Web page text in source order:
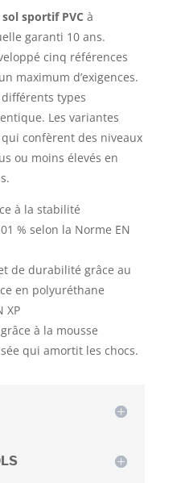
sol sportif PVC à
garanti 10 ans.
cinq références
maximum d’exigences.
types
Les variantes
confèrent des niveaux
ou moins élevés en
à la stabilité
% selon la Norme EN
de durabilité grâce au
en polyuréthane
XP
à la mousse
qui amortit les chocs.